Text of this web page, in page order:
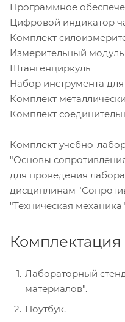
Программное
Цифровой индикатор
Комплект
Измерительный
Штангенциркуль
Набор инструмента
Комплект
Комплект
Комплект учебно-
"Основы
для проведения
дисциплинам
"Техническая
Комплектация
Лабораторный
материалов".
Ноутбук.